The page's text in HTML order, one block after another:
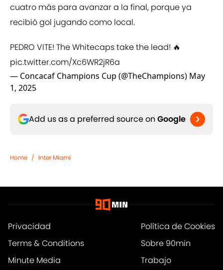
cuatro más para avanzar a la final, porque ya
recibió gol jugando como local.
PEDRO VITE! The Whitecaps take the lead! 🔥
pic.twitter.com/Xc6WR2jR6a
— Concacaf Champions Cup (@TheChampions) May
1, 2025
Add us as a preferred source on Google
Home / Inter Miami
Privacidad
Política de Cookies
Terms & Conditions
Sobre 90min
Minute Media
Trabajo